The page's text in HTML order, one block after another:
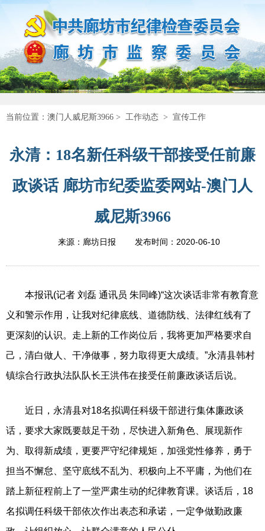
当前位置： 澳门人威尼斯3966 > 工作动态 > 宣传工作
永清：18名新任科级干部接受任前廉
政谈话 廊坊市纪委监委网站-澳门人
威尼斯3966
来源：廊坊日报 发布时间： 2020-06-10
本报讯(记者 刘磊 通讯员 朱同峰)“这次谈话非常有教育意
义和警示作用，让我对纪律底线、道德防线、法律红线有了
更深刻的认识。走上新的工作岗位后，我将更加严格要求自
己，清白做人、干净做事，努力取得更大成绩。”永清县韩村
镇综合行政执法队队长王洪伟在接受任前廉政谈话后说。
近日，永清县对18名拟调任科级干部进行集体廉政谈
话，要求大家既要鼓足干劲，尽快进入新角色、展现新作
为、取得新成绩，更要严守纪律规矩，加强党性修养，勇于
担当不懈怠、坚守底线不乱为、积极向上不平庸，为他们在
踏上新征程前上了一堂严肃生动的纪律教育课。谈话后，18
名拟调任科级干部依次作出表态和承诺，一定争做勤政廉